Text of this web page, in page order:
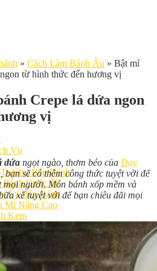
Vụ
Bếp Bánh
Quốc Tế
Lý Bếp Bánh
Mì Nâng Cao
Kem
Việt
Nhật
Đài Loan
Hạn
» Cách Làm Bánh Âu » Bật mí
từ hình thức đến hương vị
Crepe lá dứa ngon
vị
dứa ngọt ngào, thơm béo của Dạy
, bạn sẽ có thêm công thức tuyệt vời để
người. Món bánh xốp mềm và
xế tuyệt với để bạn chiêu đãi mọi